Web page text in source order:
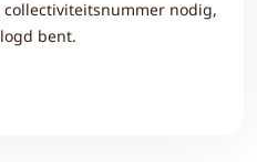
nodig,
bent.